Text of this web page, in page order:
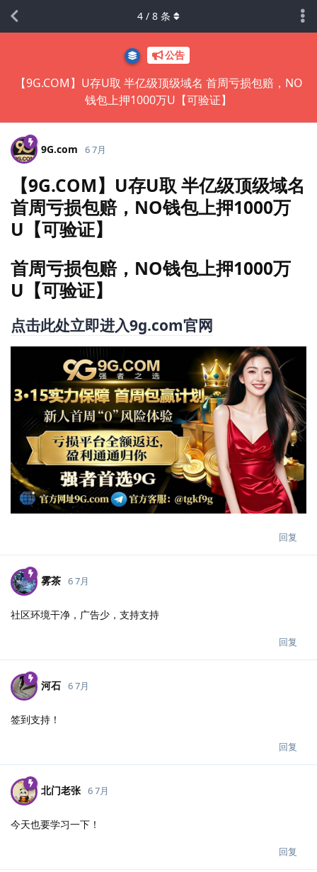
公告
【9G.COM】U存U取 半亿级顶级域名 首周亏损包赔，NO
钱包上押1000万U【可验证】
4 / 8 条
9G.​com 6 7月
【9G.COM】U存U取 半亿级顶级域名
首周亏损包赔，NO钱包上押1000万
U【可验证】
首周亏损包赔，NO钱包上押1000万
U【可验证】
点击此处立即进入9g.com官网
回复
雾茶 6 7月
社区环境干净，广告少，支持支持
回复
河石 6 7月
签到支持！
回复
北门老张 6 7月
今天也要学习一下！
回复